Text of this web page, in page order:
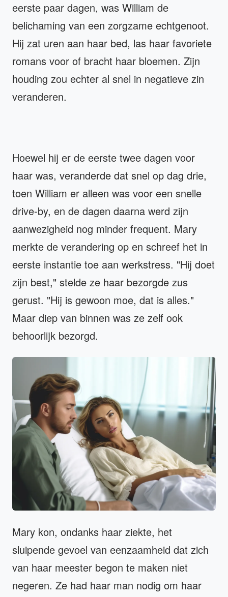
eerste paar dagen, was William de
belichaming van een zorgzame echtgenoot.
Hij zat uren aan haar bed, las haar favoriete
romans voor of bracht haar bloemen. Zijn
houding zou echter al snel in negatieve zin
veranderen.
Hoewel hij er de eerste twee dagen voor
haar was, veranderde dat snel op dag drie,
toen William er alleen was voor een snelle
drive-by, en de dagen daarna werd zijn
aanwezigheid nog minder frequent. Mary
merkte de verandering op en schreef het in
eerste instantie toe aan werkstress. "Hij doet
zijn best," stelde ze haar bezorgde zus
gerust. "Hij is gewoon moe, dat is alles."
Maar diep van binnen was ze zelf ook
behoorlijk bezorgd.
Mary kon, ondanks haar ziekte, het
sluipende gevoel van eenzaamheid dat zich
van haar meester begon te maken niet
negeren. Ze had haar man nodig om haar